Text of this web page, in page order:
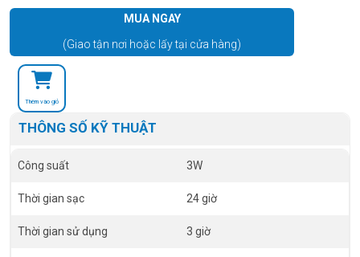
MUA NGAY
(Giao tận nơi hoặc lấy tại cửa hàng)
Thêm vào giỏ
THÔNG SỐ KỸ THUẬT
Công suất 3W
Thời gian sạc 24 giờ
Thời gian sử dụng 3 giờ